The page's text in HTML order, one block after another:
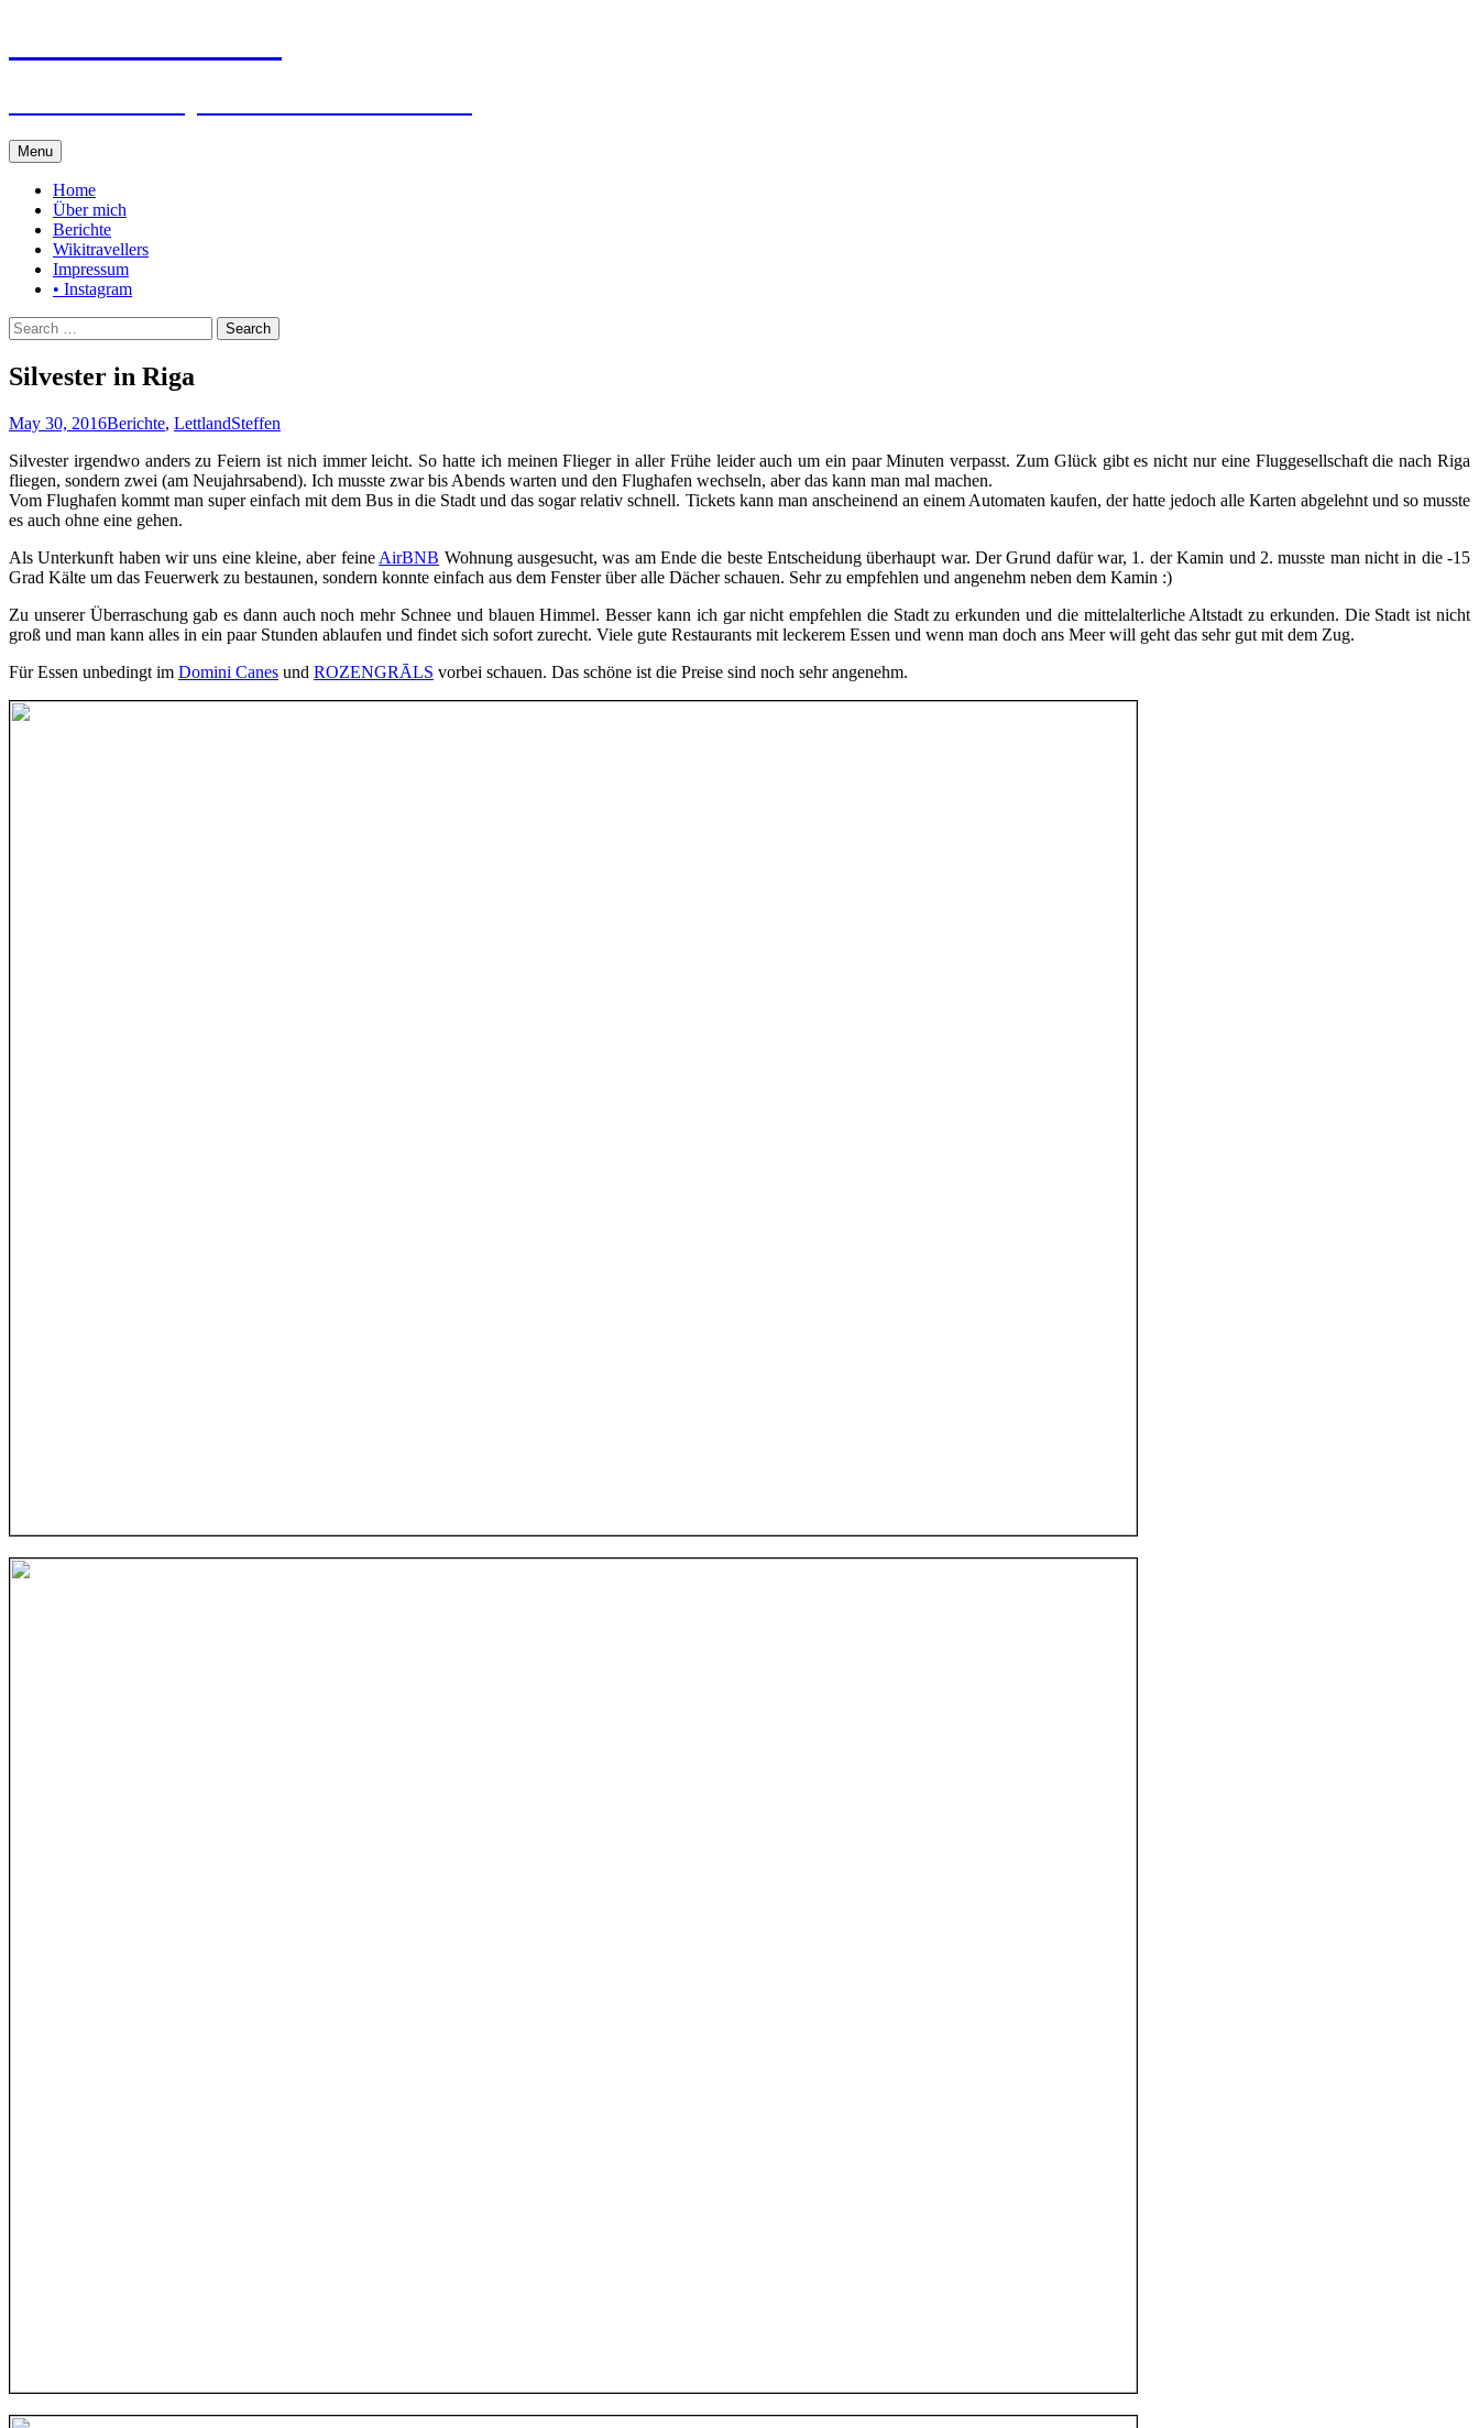
Menu Skip
to
content
Home
Über mich
Berichte
Wikitravellers
Impressum
• Instagram
Search
for:
Silvester in Riga
May 30, 2016Berichte, LettlandSteffen
Silvester irgendwo anders zu Feiern ist nich immer leicht. So hatte ich meinen Flieger in aller Frühe leider auch um ein paar Minuten verpasst. Zum Glück gibt es nicht nur eine Fluggesellschaft die nach Riga
fliegen, sondern zwei (am Neujahrsabend). Ich musste zwar bis Abends warten und den Flughafen wechseln, aber das kann man mal machen.
Vom Flughafen kommt man super einfach mit dem Bus in die Stadt und das sogar relativ schnell. Tickets kann man anscheinend an einem Automaten kaufen, der hatte jedoch alle Karten abgelehnt und so musste
es auch ohne eine gehen.
Als Unterkunft haben wir uns eine kleine, aber feine AirBNB Wohnung ausgesucht, was am Ende die beste Entscheidung überhaupt war. Der Grund dafür war, 1. der Kamin und 2. musste man nicht in die -15
Grad Kälte um das Feuerwerk zu bestaunen, sondern konnte einfach aus dem Fenster über alle Dächer schauen. Sehr zu empfehlen und angenehm neben dem Kamin :)
Zu unserer Überraschung gab es dann auch noch mehr Schnee und blauen Himmel. Besser kann ich gar nicht empfehlen die Stadt zu erkunden und die mittelalterliche Altstadt zu erkunden. Die Stadt ist nicht
groß und man kann alles in ein paar Stunden ablaufen und findet sich sofort zurecht. Viele gute Restaurants mit leckerem Essen und wenn man doch ans Meer will geht das sehr gut mit dem Zug.
Für Essen unbedingt im Domini Canes und ROZENGRĀLS vorbei schauen. Das schöne ist die Preise sind noch sehr angenehm.